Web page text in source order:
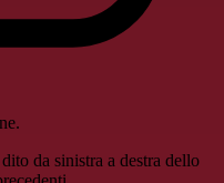
da sinistra a destra dello